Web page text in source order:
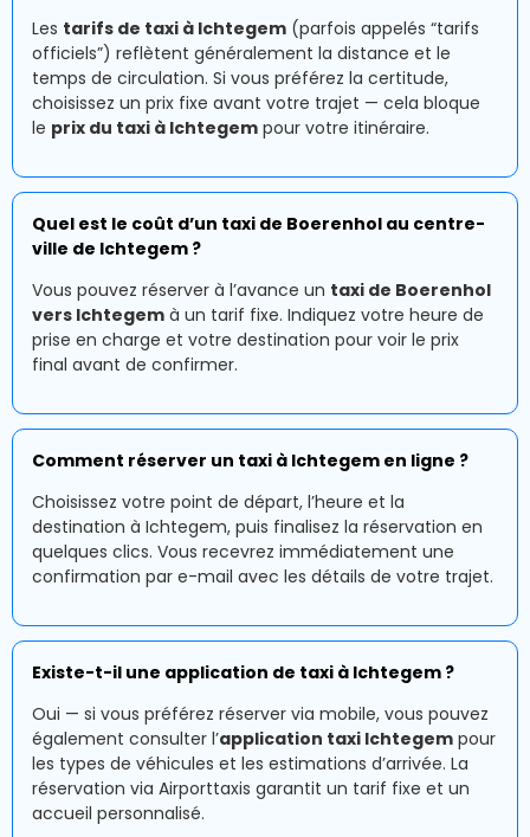
Les tarifs de taxi à Ichtegem (parfois appelés “tarifs
officiels”) reflètent généralement la distance et le
temps de circulation. Si vous préférez la certitude,
choisissez un prix fixe avant votre trajet — cela bloque
le prix du taxi à Ichtegem pour votre itinéraire.
Quel est le coût d’un taxi de Boerenhol au centre-
ville de Ichtegem ?
Vous pouvez réserver à l’avance un taxi de Boerenhol
vers Ichtegem à un tarif fixe. Indiquez votre heure de
prise en charge et votre destination pour voir le prix
final avant de confirmer.
Comment réserver un taxi à Ichtegem en ligne ?
Choisissez votre point de départ, l’heure et la
destination à Ichtegem, puis finalisez la réservation en
quelques clics. Vous recevrez immédiatement une
confirmation par e-mail avec les détails de votre trajet.
Existe-t-il une application de taxi à Ichtegem ?
Oui — si vous préférez réserver via mobile, vous pouvez
également consulter l’application taxi Ichtegem pour
les types de véhicules et les estimations d’arrivée. La
réservation via Airporttaxis garantit un tarif fixe et un
accueil personnalisé.